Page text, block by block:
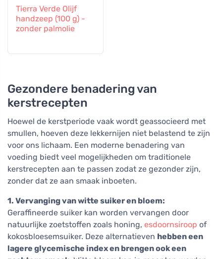
Tierra Verde Olijf
handzeep (100 g) -
zonder palmolie
Gezondere benadering van
kerstrecepten
Hoewel de kerstperiode vaak wordt geassocieerd met
smullen, hoeven deze lekkernijen niet belastend te zijn
voor ons lichaam. Een moderne benadering van
voeding biedt veel mogelijkheden om traditionele
kerstrecepten aan te passen zodat ze gezonder zijn,
zonder dat ze aan smaak inboeten.
1. Vervanging van witte suiker en bloem:
Geraffineerde suiker kan worden vervangen door
natuurlijke zoetstoffen zoals honing, esdoornsiroop of
kokosbloesemsuiker. Deze alternatieven hebben een
lagere glycemische index en brengen ook een